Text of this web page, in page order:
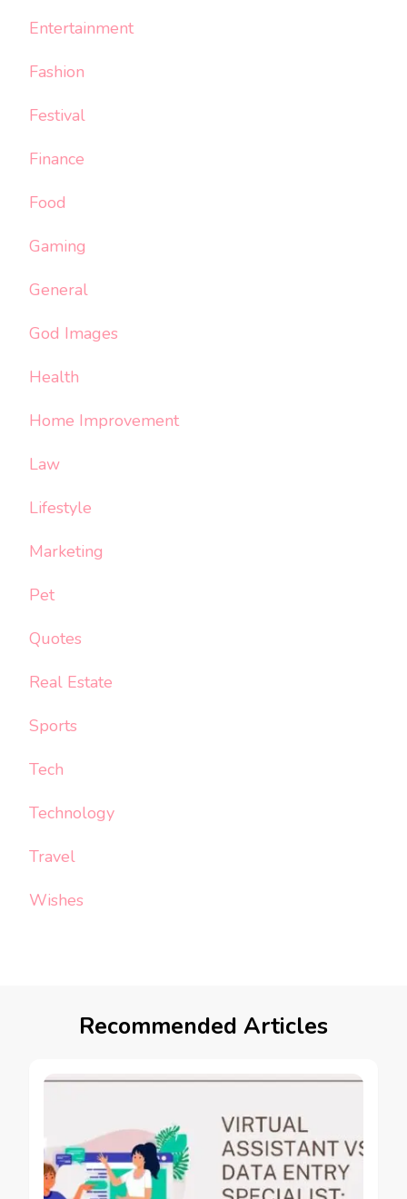
Entertainment
Fashion
Festival
Finance
Food
Gaming
General
God Images
Health
Home Improvement
Law
Lifestyle
Marketing
Pet
Quotes
Real Estate
Sports
Tech
Technology
Travel
Wishes
Recommended Articles